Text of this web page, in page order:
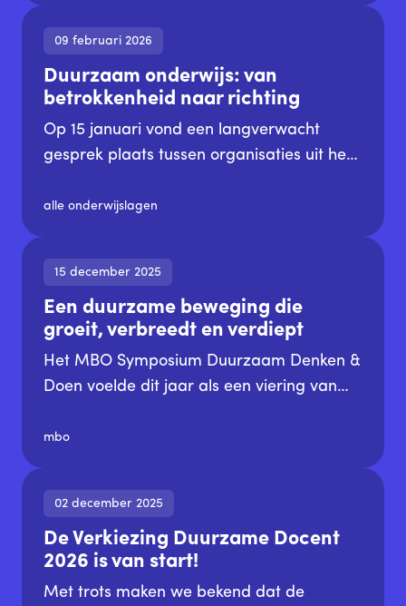
omslag naar regeneratieve landbouw.
Hiermee wil het een leidend voorbeeld zijn
voor de sector in Nederland en
internationaal om regeneratieve landbouw
het nieuwe normaal te laten worden
tussen 2030 en 2040.
09 februari 2026
Duurzaam onderwijs: van
betrokkenheid naar richting
Op 15 januari vond een langverwacht
gesprek plaats tussen organisaties uit het
vertegenwoordigers van OCW en SLO.
een hernieuwde kennismaking — en een
moment waarop niet alleen inhoud, maar
ook emoties zichtbaar werden.
Betrokkenheid, urgentie en soms ook
frustratie kwamen samen aan tafel.
alle onderwijslagen
15 december 2025
Een duurzame beweging die
groeit, verbreedt en verdiept
Het MBO Symposium Duurzaam Denken &
Doen voelde dit jaar als een viering van
duurzame beweging waarin onderwijs,
aan een toekomstbestendige samenleving.
Duurzaamheid staat niet langer naast het
onderwijs, maar dringt steeds dieper door
in het DNA van scholen. Dat blijkt ook uit
de SustainaBulMBO 2025: 16 instellingen,
mbo
02 december 2025
De Verkiezing Duurzame Docent
2026 is van start!
Met trots maken we bekend dat de